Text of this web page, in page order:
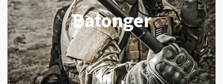
Batonger